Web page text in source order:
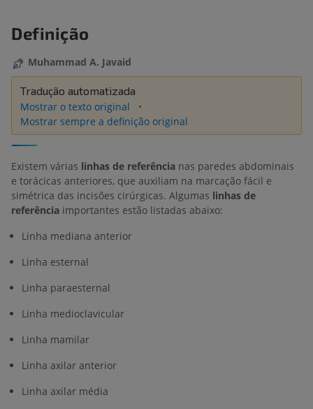
Definição
Muhammad A. Javaid
Tradução automatizada
Mostrar o texto original
Mostrar sempre a definição original
Existem várias linhas de referência nas paredes abdominais
e torácicas anteriores, que auxiliam na marcação fácil e
simétrica das incisões cirúrgicas. Algumas linhas de
referência importantes estão listadas abaixo:
Linha mediana anterior
Linha esternal
Linha paraesternal
Linha medioclavicular
Linha mamilar
Linha axilar anterior
Linha axilar média